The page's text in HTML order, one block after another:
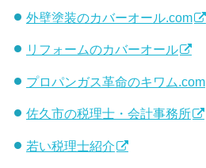
外壁塗装のカバーオール.com
リフォームのカバーオール
プロパンガス革命のキワム.com
佐久市の税理士・会計事務所
若い税理士紹介